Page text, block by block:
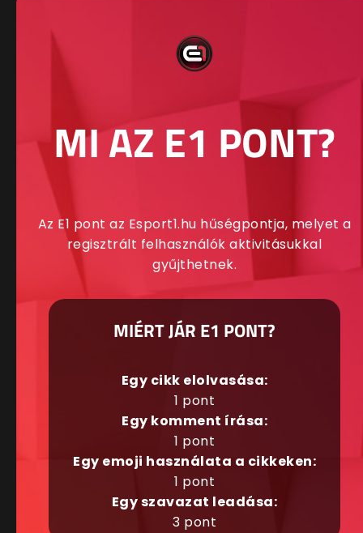
MI AZ E1 PONT?
Az E1 pont az Esport1.hu hűségpontja, melyet a
regisztrált felhasználók aktivitásukkal
gyűjthetnek.
MIÉRT JÁR E1 PONT?
Egy cikk elolvasása:
1 pont
Egy komment írása:
1 pont
Egy emoji használata a cikkeken:
1 pont
Egy szavazat leadása:
3 pont